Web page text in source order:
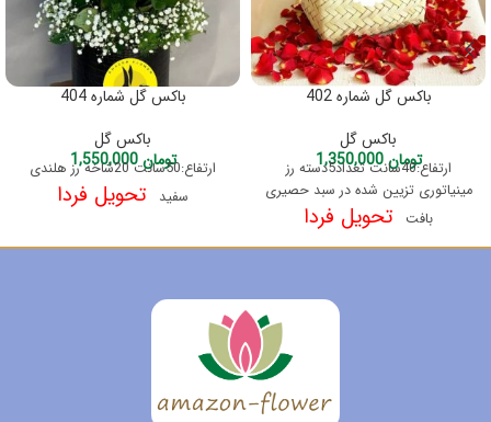
باکس گل شماره 402
باکس گل
تومان1,350,000
ارتفاع:40سانت تعداد5دسته رز
مینیاتوری تزیین شده در سبد حصیری
بافت تحویل فردا
باکس گل شماره 404
باکس گل
تومان1,550,000
ارتفاع:50سانت 20شاخه رز هلندی
سفید تحویل فردا